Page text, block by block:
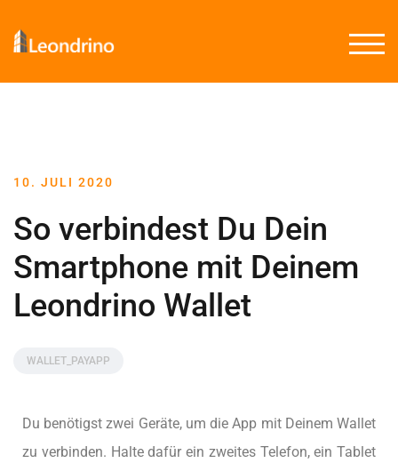
10. JULI 2020
So verbindest Du Dein
Smartphone mit Deinem
Leondrino Wallet
WALLET_PAYAPP
Du benötigst zwei Geräte, um die App mit Deinem Wallet
zu verbinden. Halte dafür ein zweites Telefon, ein Tablet